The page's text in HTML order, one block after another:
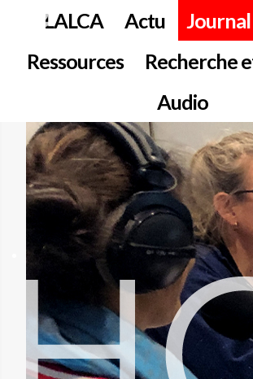
LALCA Actu
Ressources
Recherche
Audio